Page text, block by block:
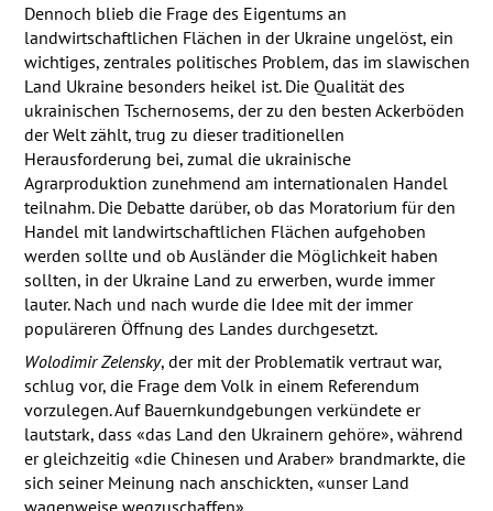
Dennoch blieb die Frage des Eigentums an
landwirtschaftlichen Flächen in der Ukraine ungelöst, ein
wichtiges, zentrales politisches Problem, das im slawischen
Land Ukraine besonders heikel ist. Die Qualität des
ukrainischen Tschernosems, der zu den besten Ackerböden
der Welt zählt, trug zu dieser traditionellen
Herausforderung bei, zumal die ukrainische
Agrarproduktion zunehmend am internationalen Handel
teilnahm. Die Debatte darüber, ob das Moratorium für den
Handel mit landwirtschaftlichen Flächen aufgehoben
werden sollte und ob Ausländer die Möglichkeit haben
sollten, in der Ukraine Land zu erwerben, wurde immer
lauter. Nach und nach wurde die Idee mit der immer
populäreren Öffnung des Landes durchgesetzt.
Wolodimir Zelensky, der mit der Problematik vertraut war,
schlug vor, die Frage dem Volk in einem Referendum
vorzulegen. Auf Bauernkundgebungen verkündete er
lautstark, dass «das Land den Ukrainern gehöre», während
er gleichzeitig «die Chinesen und Araber» brandmarkte, die
sich seiner Meinung nach anschickten, «unser Land
wagenweise wegzuschaffen».